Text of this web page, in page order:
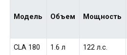
Модель Объем Мощность
CLA 180 1.6 л 122 л.с.